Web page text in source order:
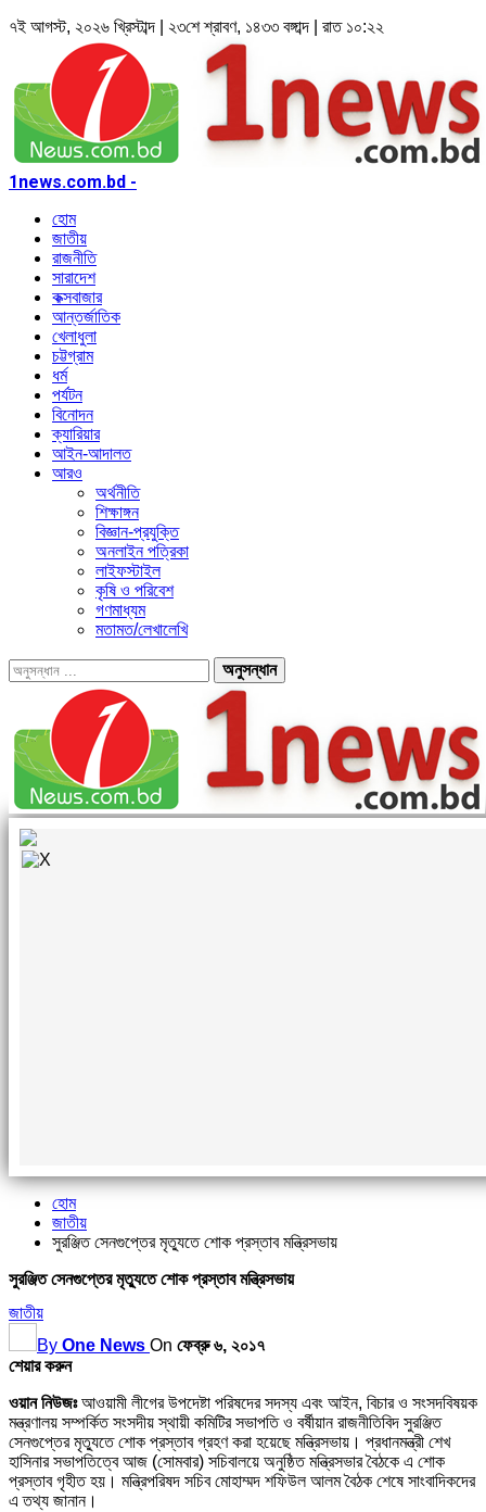
৭ই আগস্ট, ২০২৬ খ্রিস্টাব্দ | ২৩শে শ্রাবণ, ১৪৩৩ বঙ্গাব্দ | রাত ১০:২২
1news.com.bd -
হোম
জাতীয়
রাজনীতি
সারাদেশ
কক্সবাজার
আন্তর্জাতিক
খেলাধুলা
চট্টগ্রাম
ধর্ম
পর্যটন
বিনোদন
ক্যারিয়ার
আইন-আদালত
আরও
অর্থনীতি
শিক্ষাঙ্গন
বিজ্ঞান-প্রযুক্তি
অনলাইন পত্রিকা
লাইফস্টাইল
কৃষি ও পরিবেশ
গণমাধ্যম
মতামত/লেখালেখি
হোম
জাতীয়
সুরঞ্জিত সেনগুপ্তের মৃত্যুতে শোক প্রস্তাব মন্ত্রিসভায়
সুরঞ্জিত সেনগুপ্তের মৃত্যুতে শোক প্রস্তাব মন্ত্রিসভায়
জাতীয়
By One News On ফেব্রু ৬, ২০১৭
শেয়ার করুন
ওয়ান নিউজঃআওয়ামী লীগের উপদেষ্টা পরিষদের সদস্য এবং আইন, বিচার ও সংসদবিষয়ক
মন্ত্রণালয় সম্পর্কিত সংসদীয় স্থায়ী কমিটির সভাপতি ও বর্ষীয়ান রাজনীতিবিদ সুরঞ্জিত
সেনগুপ্তের মৃত্যুতে শোক প্রস্তাব গ্রহণ করা হয়েছে মন্ত্রিসভায়। প্রধানমন্ত্রী শেখ
হাসিনার সভাপতিত্বে আজ (সোমবার) সচিবালয়ে অনুষ্ঠিত মন্ত্রিসভার বৈঠকে এ শোক
প্রস্তাব গৃহীত হয়। মন্ত্রিপরিষদ সচিব মোহাম্মদ শফিউল আলম বৈঠক শেষে সাংবাদিকদের
এ তথ্য জানান।